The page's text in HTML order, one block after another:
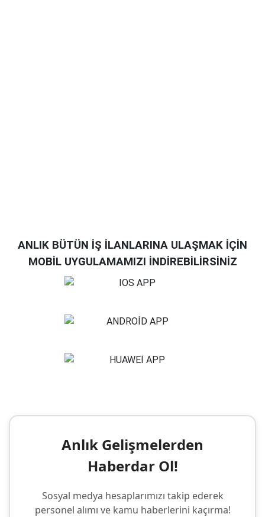
ANLIK BÜTÜN İŞ İLANLARINA ULAŞMAK İÇİN
MOBİL UYGULAMAMIZI İNDİREBİLİRSİNİZ
Anlık Gelişmelerden
Haberdar Ol!
Sosyal medya hesaplarımızı takip ederek
personel alımı ve kamu haberlerini kaçırma!